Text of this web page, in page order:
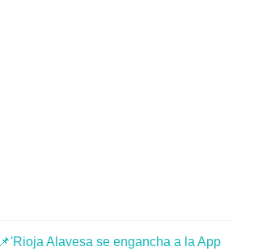
📌'Rioja Alavesa se engancha a la App